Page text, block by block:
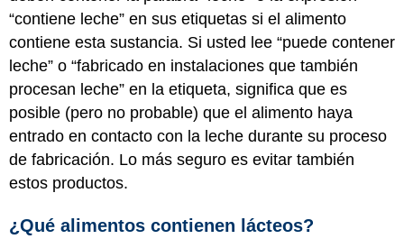
“contiene leche” en sus etiquetas si el alimento
contiene esta sustancia. Si usted lee “puede contener
leche” o “fabricado en instalaciones que también
procesan leche” en la etiqueta, significa que es
posible (pero no probable) que el alimento haya
entrado en contacto con la leche durante su proceso
de fabricación. Lo más seguro es evitar también
estos productos.
¿Qué alimentos contienen lácteos?